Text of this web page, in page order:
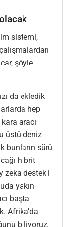
sistemi,
şöyle
da ekledik
hep
aracı
üstü deniz
bunların sürü
hibrit
zeka destekli
yakın
başta
Afrika’da
biliyoruz.